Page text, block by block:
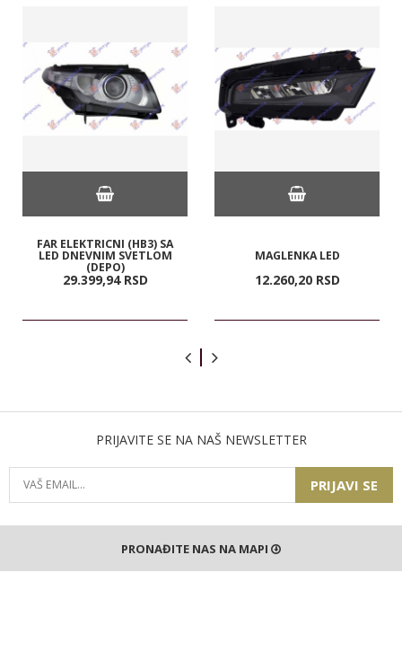
FAR ELEKTRICNI (HB3) SA
LED DNEVNIM SVETLOM
(DEPO)
29.399,94 RSD
MAGLENKA LED
12.260,20 RSD
PRIJAVITE SE NA NAŠ NEWSLETTER
PRIJAVI SE
PRONAĐITE NAS NA MAPI